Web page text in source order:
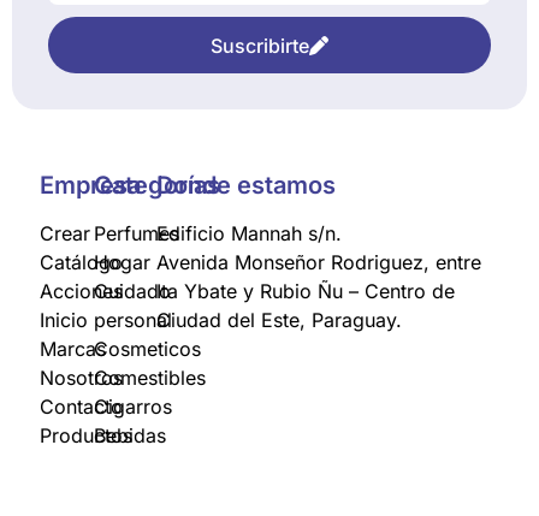
Suscribirte
Empresa
Crear
Catálogo
Acciones
Inicio
Marcas
Nosotros
Contacto
Productos
Categorías
Perfumes
Hogar
Cuidado
personal
Cosmeticos
Comestibles
Cigarros
Bebidas
Donde estamos
Edificio Mannah s/n.
Avenida Monseñor Rodriguez, entre
Ita Ybate y Rubio Ñu – Centro de
Ciudad del Este, Paraguay.